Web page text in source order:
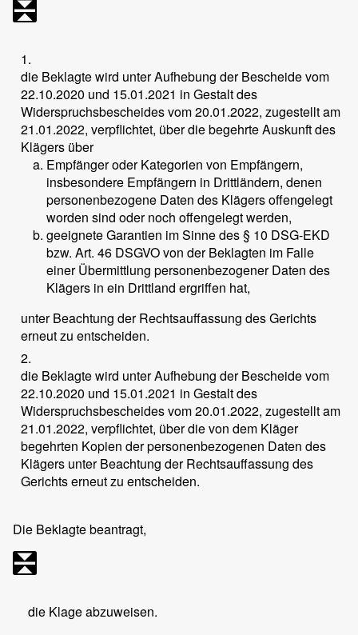
1.
die Beklagte wird unter Aufhebung der Bescheide vom
22.10.2020 und 15.01.2021 in Gestalt des
Widerspruchsbescheides vom 20.01.2022, zugestellt am
21.01.2022, verpflichtet, über die begehrte Auskunft des
Klägers über
Empfänger oder Kategorien von Empfängern,
insbesondere Empfängern in Drittländern, denen
personenbezogene Daten des Klägers offengelegt
worden sind oder noch offengelegt werden,
geeignete Garantien im Sinne des § 10 DSG-EKD
bzw. Art. 46 DSGVO von der Beklagten im Falle
einer Übermittlung personenbezogener Daten des
Klägers in ein Drittland ergriffen hat,
unter Beachtung der Rechtsauffassung des Gerichts
erneut zu entscheiden.
2.
die Beklagte wird unter Aufhebung der Bescheide vom
22.10.2020 und 15.01.2021 in Gestalt des
Widerspruchsbescheides vom 20.01.2022, zugestellt am
21.01.2022, verpflichtet, über die von dem Kläger
begehrten Kopien der personenbezogenen Daten des
Klägers unter Beachtung der Rechtsauffassung des
Gerichts erneut zu entscheiden.
Die Beklagte beantragt,
die Klage abzuweisen.